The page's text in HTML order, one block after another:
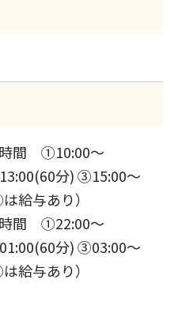
間 ①10:00～
分) ③15:00～
与あり）
間 ①22:00～
分) ③03:00～
与あり）